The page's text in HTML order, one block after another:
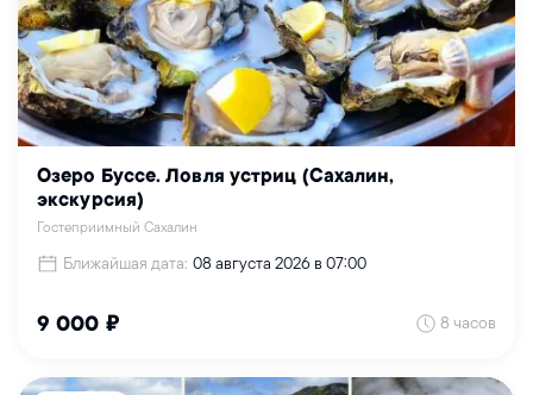
Озеро Буссе. Ловля устриц (Сахалин,
экскурсия)
Гостеприимный Сахалин
Ближайшая дата: 08 августа 2026 в 07:00
9 000 ₽ 8 часов